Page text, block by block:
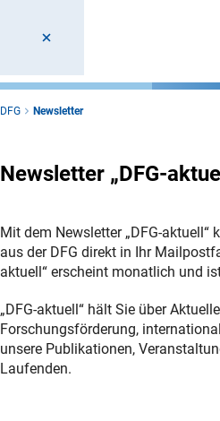
DFG Newsletter
Newsletter „DFG-
Mit dem Newsletter „DFG-aktuell“
aus der DFG direkt in Ihr
aktuell“ erscheint monatlich und
„DFG-aktuell“ hält Sie über
Forschungsförderung,
unsere Publikationen,
Laufenden.